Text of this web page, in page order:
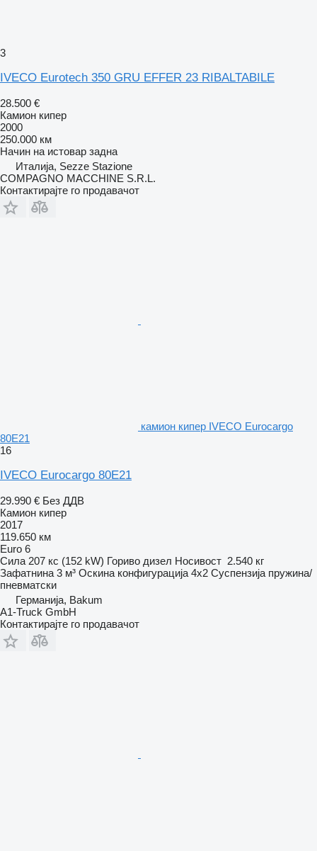
3
IVECO Eurotech 350 GRU EFFER 23 RIBALTABILE
28.500 €
Камион кипер
2000
250.000 км
Начин на истовар задна
Италија, Sezze Stazione
COMPAGNO MACCHINE S.R.L.
Контактирајте го продавачот
камион кипер IVECO Eurocargo
80E21
16
IVECO Eurocargo 80E21
29.990 € Без ДДВ
Камион кипер
2017
119.650 км
Euro 6
Сила 207 кс (152 kW) Гориво дизел Носивост 2.540 кг
Зафатнина 3 м³ Оскина конфигурација 4x2 Суспензија пружина/
пневматски
Германија, Bakum
A1-Truck GmbH
Контактирајте го продавачот